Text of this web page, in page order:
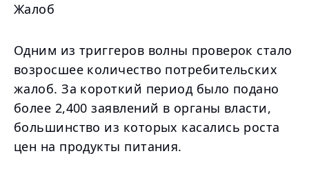
Жалоб
Одним из триггеров волны проверок стало
возросшее количество потребительских
жалоб. За короткий период было подано
более 2,400 заявлений в органы власти,
большинство из которых касались роста
цен на продукты питания.